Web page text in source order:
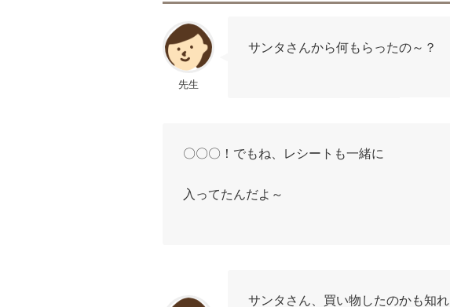
先生
サンタさんから何もらったの～？
〇〇〇！でもね、レシートも一緒に
入ってたんだよ～
サンタさん、買い物したのかも知れ